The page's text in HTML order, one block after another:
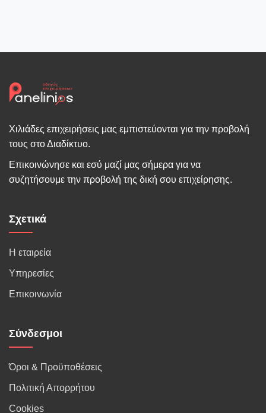
Χιλιάδες επιχειρήσεις μας εμπιστεύονται για την προβολή
τους στο Διαδίκτυο.
Επικοινώνησε και εσύ μαζί μας σήμερα για να
συζητήσουμε την προβολή της δική σου επιχείρησης.
Σχετικά
Η εταιρεία
Υπηρεσίες
Επικοινωνία
Σύνδεσμοι
Όροι & Προϋποθέσεις
Πολιτική Απορρήτου
Cookies